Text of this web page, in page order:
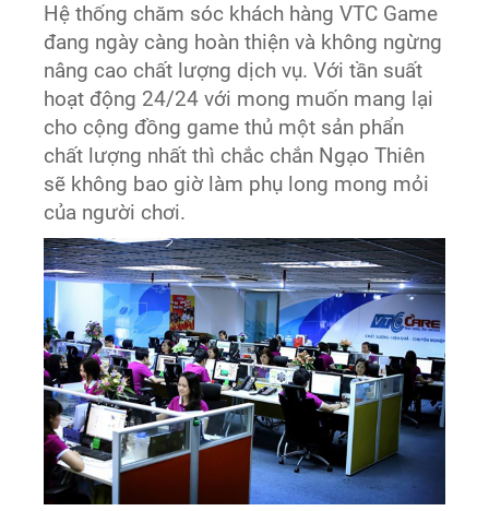
Hệ thống chăm sóc khách hàng VTC Game
đang ngày càng hoàn thiện và không ngừng
nâng cao chất lượng dịch vụ. Với tần suất
hoạt động 24/24 với mong muốn mang lại
cho cộng đồng game thủ một sản phẩn
chất lượng nhất thì chắc chắn Ngạo Thiên
sẽ không bao giờ làm phụ long mong mỏi
của người chơi.